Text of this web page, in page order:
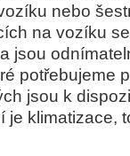
nebo
na vozíku
jsou
potřebujeme
jsou k
je klimatizace,